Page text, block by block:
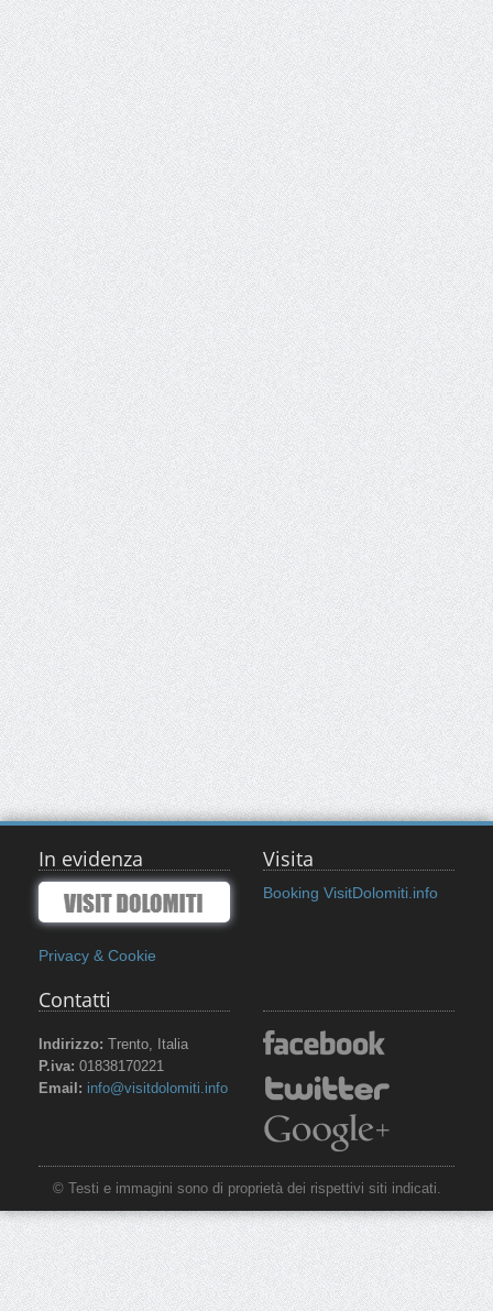
In evidenza
Privacy & Cookie
Visita
Booking VisitDolomiti.info
Contatti
Indirizzo: Trento, Italia
P.iva: 01838170221
Email: info@visitdolomiti.info
© Testi e immagini sono di proprietà dei rispettivi siti indicati.